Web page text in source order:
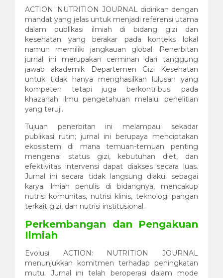
ACTION: NUTRITION JOURNAL didirikan dengan
mandat yang jelas untuk menjadi referensi utama
dalam publikasi ilmiah di bidang gizi dan
kesehatan yang berakar pada konteks lokal
namun memiliki jangkauan global. Penerbitan
jurnal ini merupakan cerminan dari tanggung
jawab akademik Departemen Gizi Kesehatan
untuk tidak hanya menghasilkan lulusan yang
kompeten tetapi juga berkontribusi pada
khazanah ilmu pengetahuan melalui penelitian
yang teruji.
Tujuan penerbitan ini melampaui sekadar
publikasi rutin; jurnal ini berupaya menciptakan
ekosistem di mana temuan-temuan penting
mengenai status gizi, kebutuhan diet, dan
efektivitas intervensi dapat diakses secara luas.
Jurnal ini secara tidak langsung diakui sebagai
karya ilmiah penulis di bidangnya, mencakup
nutrisi komunitas, nutrisi klinis, teknologi pangan
terkait gizi, dan nutrisi institusional.
Perkembangan dan Pengakuan
Ilmiah
Evolusi ACTION: NUTRITION JOURNAL
menunjukkan komitmen terhadap peningkatan
mutu. Jurnal ini telah beroperasi dalam mode